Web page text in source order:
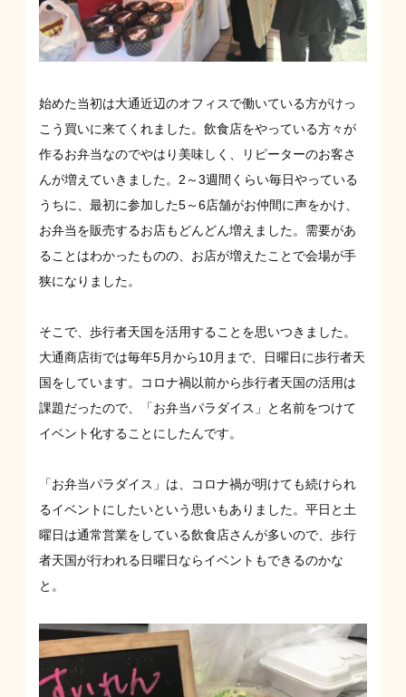
始めた当初は大通近辺のオフィスで働いている方がけっ
こう買いに来てくれました。飲食店をやっている方々が
作るお弁当なのでやはり美味しく、リピーターのお客さ
んが増えていきました。2～3週間くらい毎日やっている
うちに、最初に参加した5～6店舗がお仲間に声をかけ、
お弁当を販売するお店もどんどん増えました。需要があ
ることはわかったものの、お店が増えたことで会場が手
狭になりました。
そこで、歩行者天国を活用することを思いつきました。
大通商店街では毎年5月から10月まで、日曜日に歩行者天
国をしています。コロナ禍以前から歩行者天国の活用は
課題だったので、「お弁当パラダイス」と名前をつけて
イベント化することにしたんです。
「お弁当パラダイス」は、コロナ禍が明けても続けられ
るイベントにしたいという思いもありました。平日と土
曜日は通常営業をしている飲食店さんが多いので、歩行
者天国が行われる日曜日ならイベントもできるのかな
と。